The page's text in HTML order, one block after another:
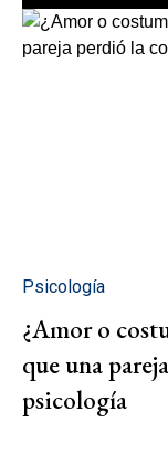
Psicología
¿Amor o
que una
psicología